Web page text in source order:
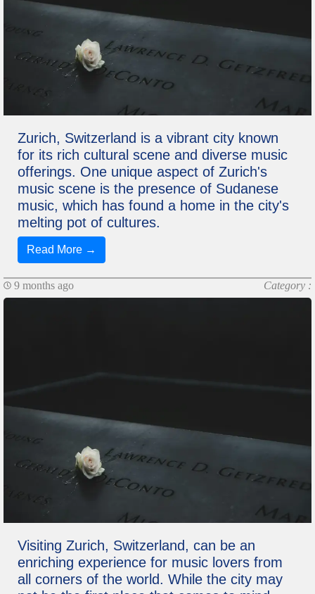
Zurich, Switzerland is a vibrant city known
for its rich cultural scene and diverse music
offerings. One unique aspect of Zurich's
music scene is the presence of Sudanese
music, which has found a home in the city's
melting pot of cultures.
Read More →
9 months ago Category :
Visiting Zurich, Switzerland, can be an
enriching experience for music lovers from
all corners of the world. While the city may